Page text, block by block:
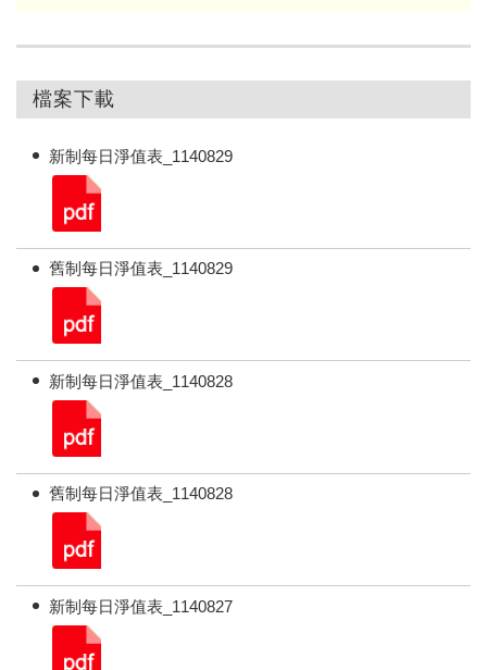
檔案下載
新制每日淨值表_1140829
舊制每日淨值表_1140829
新制每日淨值表_1140828
舊制每日淨值表_1140828
新制每日淨值表_1140827